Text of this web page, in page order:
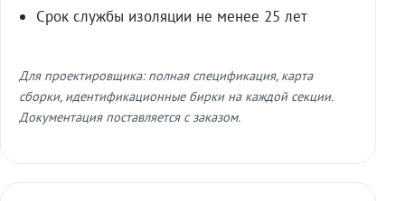
Срок службы изоляции не менее 25 лет
Для проектировщика: полная спецификация, карта
сборки, идентификационные бирки на каждой секции.
Документация поставляется с заказом.